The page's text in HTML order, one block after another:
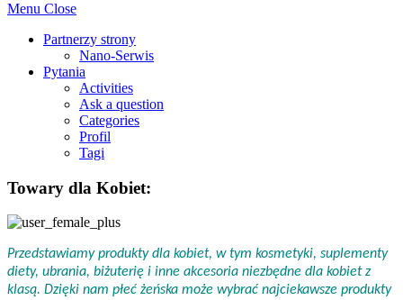
Menu Close
Partnerzy strony
Nano-Serwis
Pytania
Activities
Ask a question
Categories
Profil
Tagi
Towary dla Kobiet:
Przedstawiamy produkty dla kobiet, w tym kosmetyki, suplementy
diety, ubrania, biżuterię i inne akcesoria niezbędne dla kobiet z
klasą. Dzięki nam płeć żeńska może wybrać najciekawsze produkty